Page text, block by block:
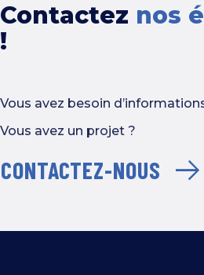
Contactez nos
!
Vous avez besoin
Vous avez un projet ?
CONTACTEZ-NOUS